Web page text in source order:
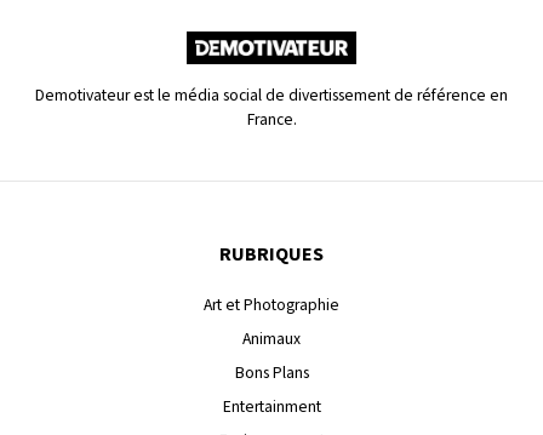
Demotivateur est le média social de divertissement de référence en
France.
RUBRIQUES
Art et Photographie
Animaux
Bons Plans
Entertainment